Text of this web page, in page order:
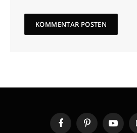
FacebookPinterest